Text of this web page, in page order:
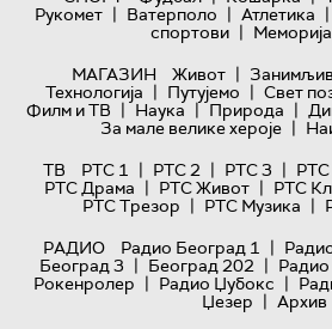
Рукомет | Ватерполо | Атлетика |
спортови |
МАГАЗИН
Живот |
Технологијa | Путујемо | Свет
Филм и ТВ | Наука | Природа |
За мале велике хероје |
ТВ
РТС 1 | РТС 2 | РТС 3 | РТС
РТС Драма | РТС Живот | РТС
РТС Трезор | РТС Музика |
РАДИО
Радио Београд 1 |
Београд 3 | Београд 202 |
Рокенролер | Радио Џубокс |
Џезер | Архив